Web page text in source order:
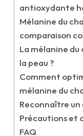
antioxydante
Mélanine du
comparaison
La mélanine
la peau ?
Comment
mélanine du
Reconnaître
Précautions et
FAQ